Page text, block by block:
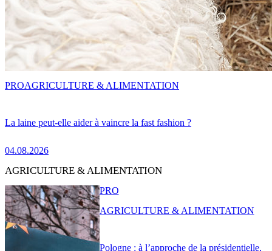
La laine peut-elle aider à vaincre la fast fashion ?
04.08.2026
PROAGRICULTURE & ALIMENTATION
AGRICULTURE & ALIMENTATION
Pologne : à l’approche de la présidentielle,
PRO
AGRICULTURE & ALIMENTATION